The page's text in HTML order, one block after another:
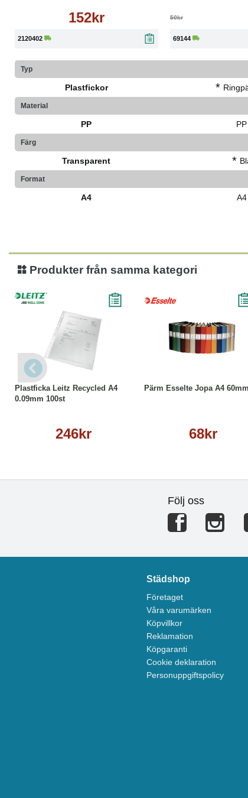
152kr
2120402
50kr
69144
Typ
Plastfickor *
Material
PP PP
Färg
Transparent *
Format
A4 A4
Produkter från samma kategori
Plastficka Leitz Recycled A4
0.09mm 100st
246kr
Köp Läs mer
Pärm Esselte Jopa A4 60mm
68kr
Följ oss
Städshop
Företaget
Våra varumärken
Köpvillkor
Reklamation
Köpgaranti
Cookie deklaration
Personuppgiftspolicy